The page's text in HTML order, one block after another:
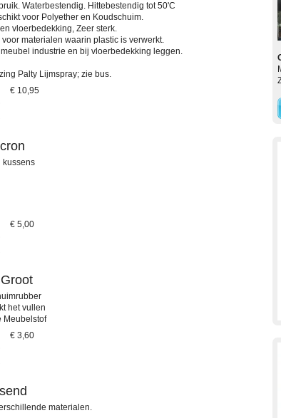
Waterbestendig. Hittebestendig tot 50'C
voor Polyether en Koudschuim.
vloerbedekking, Zeer sterk.
materialen waarin plastic is verwerkt.
industrie en bij vloerbedekking leggen.
Palty Lijmspray; zie bus.
€ 10,95
kussens
€ 5,00
het vullen
Meubelstof
€ 3,60
materialen.